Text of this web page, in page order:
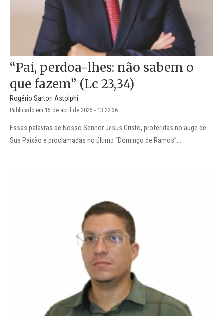
“Pai, perdoa-lhes: não sabem o
que fazem” (Lc 23,34)
Rogério Sartori Astolphi
Publicado em 15 de abril de 2025 - 13:22:36
Essas palavras de Nosso Senhor Jesus Cristo, proferidas no auge de
Sua Paixão e proclamadas no último “Domingo de Ramos”...